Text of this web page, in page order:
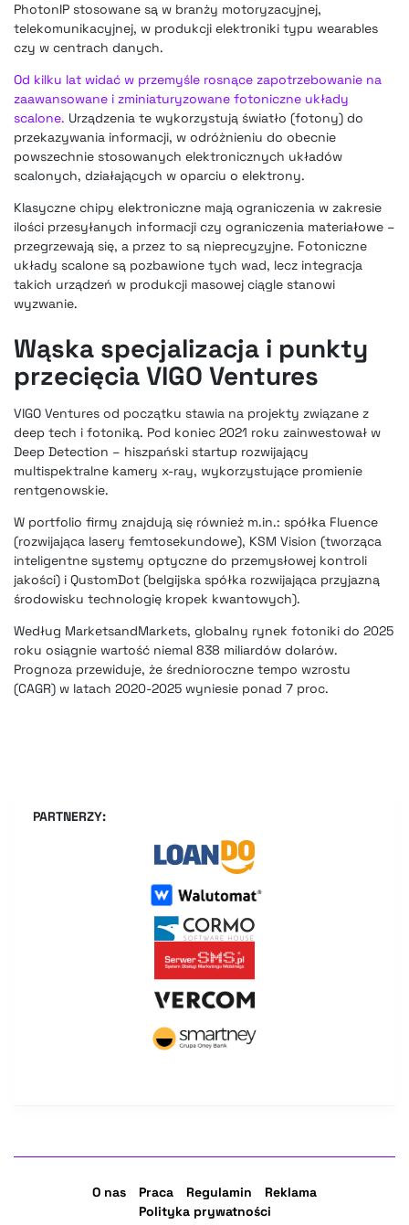
PhotonIP stosowane są w branży motoryzacyjnej,
telekomunikacyjnej, w produkcji elektroniki typu wearables
czy w centrach danych.
Od kilku lat widać w przemyśle rosnące zapotrzebowanie na
zaawansowane i zminiaturyzowane fotoniczne układy
scalone. Urządzenia te wykorzystują światło (fotony) do
przekazywania informacji, w odróżnieniu do obecnie
powszechnie stosowanych elektronicznych układów
scalonych, działających w oparciu o elektrony.
Klasyczne chipy elektroniczne mają ograniczenia w zakresie
ilości przesyłanych informacji czy ograniczenia materiałowe –
przegrzewają się, a przez to są nieprecyzyjne. Fotoniczne
układy scalone są pozbawione tych wad, lecz integracja
takich urządzeń w produkcji masowej ciągle stanowi
wyzwanie.
Wąska specjalizacja i punkty
przecięcia VIGO Ventures
VIGO Ventures od początku stawia na projekty związane z
deep tech i fotoniką. Pod koniec 2021 roku zainwestował w
Deep Detection – hiszpański startup rozwijający
multispektralne kamery x-ray, wykorzystujące promienie
rentgenowskie.
W portfolio firmy znajdują się również m.in.: spółka Fluence
(rozwijająca lasery femtosekundowe), KSM Vision (tworząca
inteligentne systemy optyczne do przemysłowej kontroli
jakości) i QustomDot (belgijska spółka rozwijająca przyjazną
środowisku technologię kropek kwantowych).
Według MarketsandMarkets, globalny rynek fotoniki do 2025
roku osiągnie wartość niemal 838 miliardów dolarów.
Prognoza przewiduje, że średnioroczne tempo wzrostu
(CAGR) w latach 2020-2025 wyniesie ponad 7 proc.
PARTNERZY:
O nas Praca Regulamin
Reklama
Polityka prywatności